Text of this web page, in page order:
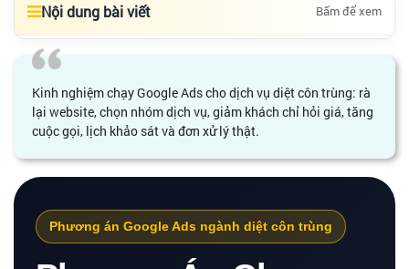
Nội dung bài viết Bấm để xem
Kinh nghiệm chạy Google Ads cho dịch vụ diệt côn trùng: rà
lại website, chọn nhóm dịch vụ, giảm khách chỉ hỏi giá, tăng
cuộc gọi, lịch khảo sát và đơn xử lý thật.
Phương án Google Ads ngành diệt côn trùng